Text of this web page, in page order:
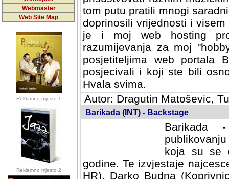
Webmaster
Web Site Map
Reklamno mjesto 1
Reklamno mjesto 2
tom putu pratili mnogi
doprinosili vrijednosti i
je i moj web hosting
razumijevanja za moj
posjetiteljima web portala
posjecivali i koji ste bili
Hvala svima.
Autor: Dragutin Matoševic,
Barikada (INT) - Backstage
Barikada
koja su se
godine. Te izvjestaje
HR), Darko Budna